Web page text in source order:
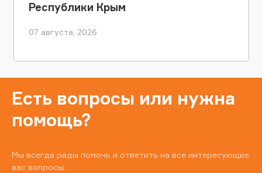
Республики Крым
07 августа, 2026
Есть вопросы или нужна
помощь?
Мы всегда рады помочь и ответить на все интересующие
вас вопросы.